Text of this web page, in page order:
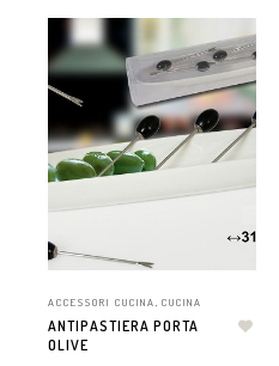
ACCESSORI CUCINA CUCINA
ANTIPASTIERA PORTA
OLIVE